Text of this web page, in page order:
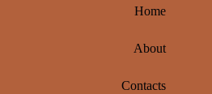
Home
About
Contacts